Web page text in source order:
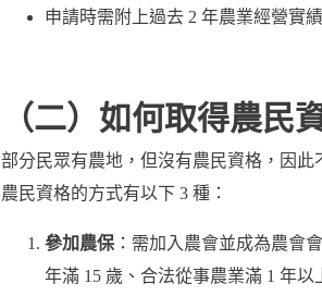
申請時需附上過去 2 年農業經營實
（二）如何取得農民
部分民眾有農地，但沒有農民資格，因
農民資格的方式有以下 3 種：
參加農保：需加入農會並成為農會
年滿 15 歲、合法從事農業滿 1 年以